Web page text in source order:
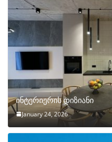
ინტერიერის დიზიანი
January 24, 2026